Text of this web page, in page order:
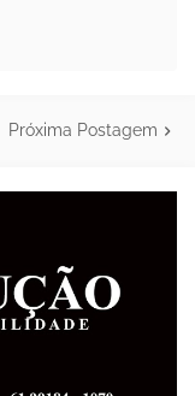
Próxima Postagem